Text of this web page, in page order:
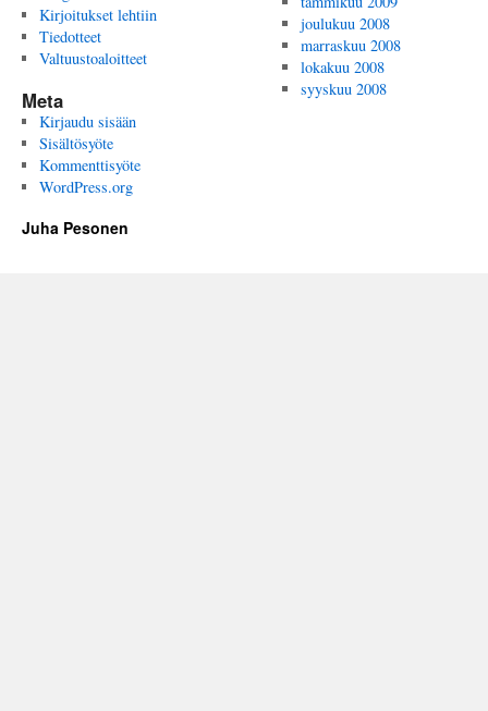
Kirjoitukset lehtiin
Tiedotteet
Valtuustoaloitteet
Meta
Kirjaudu sisään
Sisältösyöte
Kommenttisyöte
WordPress.org
joulukuu 2008
marraskuu 2008
lokakuu 2008
syyskuu 2008
Juha Pesonen